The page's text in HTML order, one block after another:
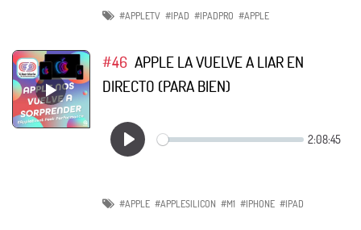
#APPLETV #IPAD #IPADPRO #APPLE
#46 APPLE LA VUELVE A LIAR EN
DIRECTO (PARA BIEN)
#APPLE #APPLESILICON #M1 #IPHONE #IPAD